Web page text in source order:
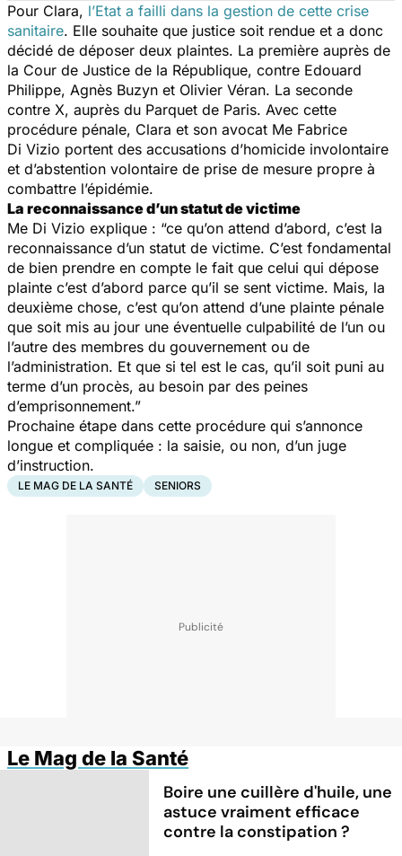
Pour Clara, l’Etat a failli dans la gestion de cette crise
sanitaire. Elle souhaite que justice soit rendue et a donc
décidé de déposer deux plaintes. La première auprès de
la Cour de Justice de la République, contre Edouard
Philippe, Agnès Buzyn et Olivier Véran. La seconde
contre X, auprès du Parquet de Paris. Avec cette
procédure pénale, Clara et son avocat Me Fabrice
Di Vizio portent des accusations d’homicide involontaire
et d’abstention volontaire de prise de mesure propre à
combattre l’épidémie.
La reconnaissance d’un statut de victime
Me Di Vizio explique : “ce qu’on attend d’abord, c’est la
reconnaissance d’un statut de victime. C’est fondamental
de bien prendre en compte le fait que celui qui dépose
plainte c’est d’abord parce qu’il se sent victime. Mais, la
deuxième chose, c’est qu’on attend d’une plainte pénale
que soit mis au jour une éventuelle culpabilité de l’un ou
l’autre des membres du gouvernement ou de
l’administration. Et que si tel est le cas, qu’il soit puni au
terme d’un procès, au besoin par des peines
d’emprisonnement.”
Prochaine étape dans cette procédure qui s’annonce
longue et compliquée : la saisie, ou non, d’un juge
d’instruction.
LE MAG DE LA SANTÉ SENIORS
Le Mag de la Santé
Boire une cuillère d'huile, une
astuce vraiment efficace
contre la constipation ?